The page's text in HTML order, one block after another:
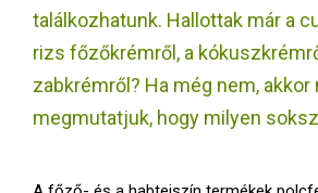
M
találkozhatunk. Hallottak már a
rizs főzőkrémről, a
zabkrémről? Ha még nem,
megmutatjuk, hogy milyen